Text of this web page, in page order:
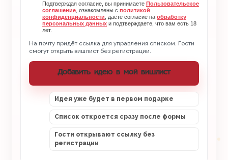
Подтверждая согласие, вы принимаете Пользовательское
соглашение , ознакомлены с политикой
конфиденциальности , даёте согласие на обработку
персональных данных и подтверждаете, что вам есть 18
лет.
На почту придёт ссылка для управления списком. Гости
смогут открыть вишлист без регистрации.
Добавить идею в мой вишлист
Идея уже будет в первом подарке
Список откроется сразу после формы
Гости открывают ссылку без
регистрации